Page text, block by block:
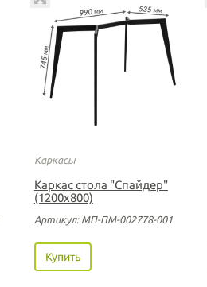
Каркасы
Каркас стола "Спайдер"
(1200х800)
Артикул: МП-ПМ-002778-001
Купить